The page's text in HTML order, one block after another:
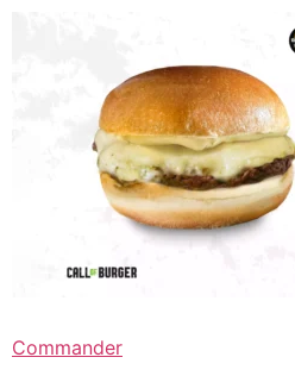
Commander